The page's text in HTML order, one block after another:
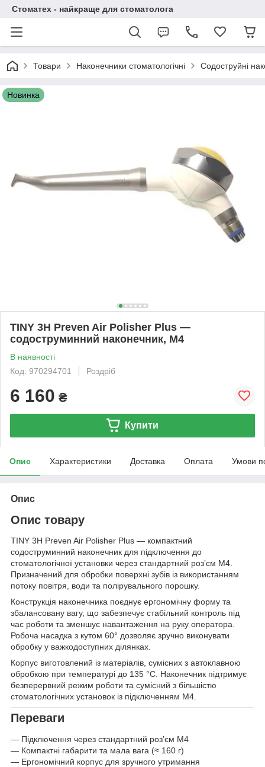
Стоматех - найкраще для стоматолога
Товари Наконечники стоматологічні Содоструйні
Новинка
TINY 3H Preven Air Polisher Plus —
содоструминний наконечник, M4
В наявності
Код: 970294701
Роздріб
6 160 ₴
Купити
Опис Характеристики Доставка Оплата Умови
Опис
Опис товару
TINY 3H Preven Air Polisher Plus — компактний
содоструминний наконечник для підключення до
стоматологічної установки через стандартний розʼєм M4.
Призначений для обробки поверхні зубів із використанням
потоку повітря, води та полірувального порошку.
Конструкція наконечника поєднує ергономічну форму та
збалансовану вагу, що забезпечує стабільний контроль під
час роботи та зменшує навантаження на руку оператора.
Робоча насадка з кутом 60° дозволяє зручно виконувати
обробку у важкодоступних ділянках.
Корпус виготовлений із матеріалів, сумісних з автоклавною
обробкою при температурі до 135 °C. Наконечник підтримує
безперервний режим роботи та сумісний з більшістю
стоматологічних установок із підключенням M4.
Переваги
— Підключення через стандартний розʼєм M4
— Компактні габарити та мала вага (≈ 160 г)
— Ергономічний корпус для зручного утримання